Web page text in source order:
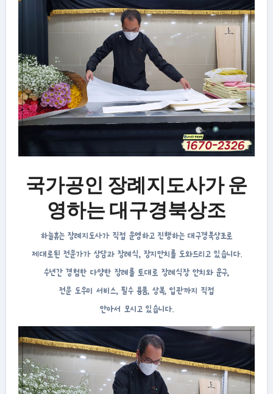
국가공인 장례지도사가 운
영하는 대구경북상조
하늘휴는 장례지도사가 직접 운영하고 진행하는 대구경북상조로
제대로된 전문가가 상담과 장례식, 장지안치를 도와드리고 있습니다.
수년간 경험한 다양한 장례를 토대로 장례식장 안치와 운구,
전문 도우미 서비스, 필수 용품, 상복, 입관까지 직접
안아서 모시고 있습니다.